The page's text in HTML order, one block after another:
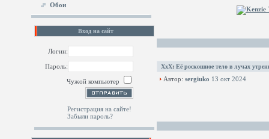
Обои
Вход на сайт
Логин:
Пароль:
Чужой компьютер
Регистрация на сайте!
Забыли пароль?
XxX: Её роскошное тело в лучах
Автор: sergiuko 13 окт 2024